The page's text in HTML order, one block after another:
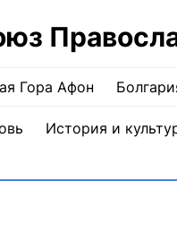
Гора Афон
История и